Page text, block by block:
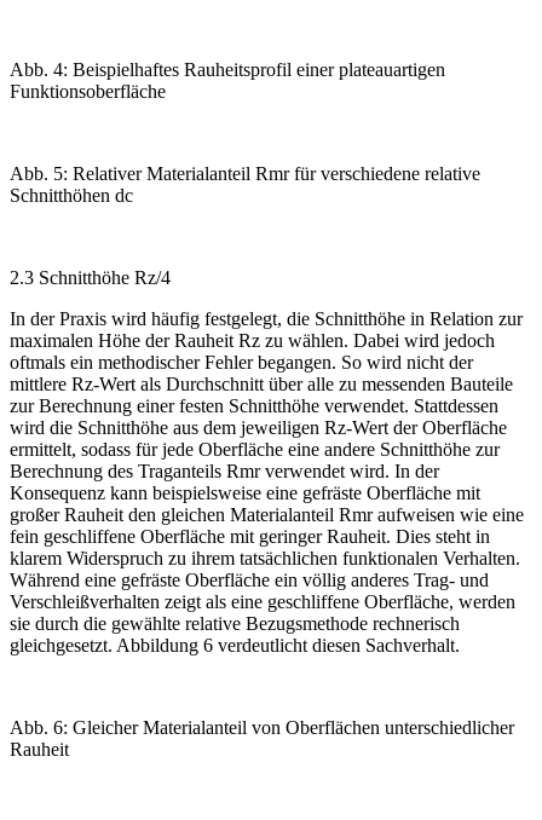
Abb. 4: Beispielhaftes Rauheitsprofil einer plateauartigen
Funktionsoberfläche
Abb. 5: Relativer Materialanteil Rmr für verschiedene relative
Schnitthöhen dc
2.3 Schnitthöhe Rz/4
In der Praxis wird häufig festgelegt, die Schnitthöhe in Relation zur
maximalen Höhe der Rauheit Rz zu wählen. Dabei wird jedoch
oftmals ein methodischer Fehler begangen. So wird nicht der
mittlere Rz-Wert als Durchschnitt über alle zu messenden Bauteile
zur Berechnung einer festen Schnitthöhe verwendet. Stattdessen
wird die Schnitthöhe aus dem jeweiligen Rz-Wert der Oberfläche
ermittelt, sodass für jede Oberfläche eine andere Schnitthöhe zur
Berechnung des Traganteils Rmr verwendet wird. In der
Konsequenz kann beispielsweise eine gefräste Oberfläche mit
großer Rauheit den gleichen Materialanteil Rmr aufweisen wie eine
fein geschliffene Oberfläche mit geringer Rauheit. Dies steht in
klarem Widerspruch zu ihrem tatsächlichen funktionalen Verhalten.
Während eine gefräste Oberfläche ein völlig anderes Trag- und
Verschleißverhalten zeigt als eine geschliffene Oberfläche, werden
sie durch die gewählte relative Bezugsmethode rechnerisch
gleichgesetzt. Abbildung 6 verdeutlicht diesen Sachverhalt.
Abb. 6: Gleicher Materialanteil von Oberflächen unterschiedlicher
Rauheit